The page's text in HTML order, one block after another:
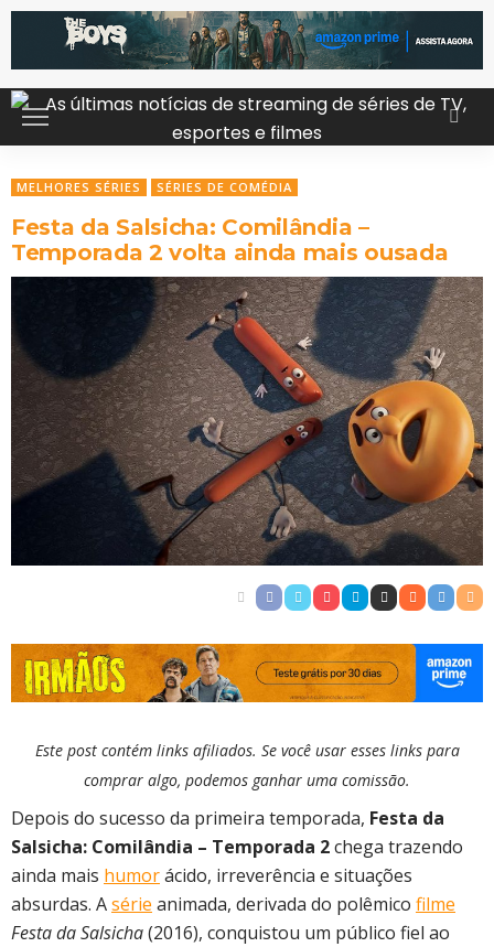
MELHORES SÉRIES SÉRIES DE COMÉDIA
Festa da Salsicha: Comilândia –
Temporada 2 volta ainda mais ousada
Este post contém links afiliados. Se você usar esses links para
comprar algo, podemos ganhar uma comissão.
Depois do sucesso da primeira temporada, Festa da
Salsicha: Comilândia – Temporada 2chega trazendo
ainda mais humorácido, irreverência e situações
absurdas. Asérie animada, derivada do polêmico filme
Festa da Salsicha(2016), conquistou um público fiel ao